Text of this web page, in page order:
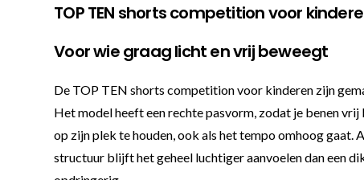
TOP TEN shorts competition voor
Voor wie graag licht en vrij beweegt
De TOP TEN shorts competition voor kinderen zijn
Het model heeft een rechte pasvorm, zodat je benen
op zijn plek te houden, ook als het tempo omhoog
structuur blijft het geheel luchtiger aanvoelen dan een